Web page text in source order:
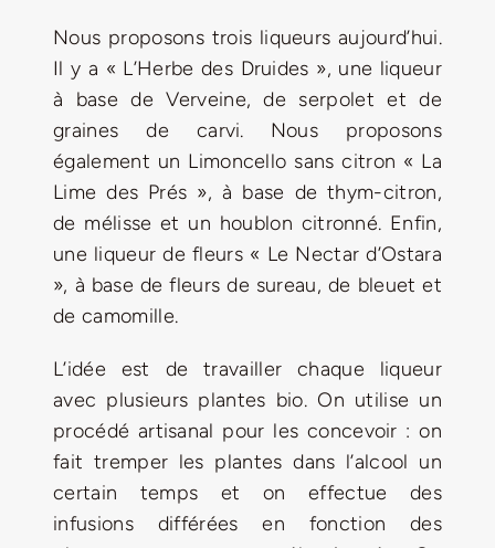
Nous proposons trois liqueurs aujourd’hui.
Il y a « L’Herbe des Druides », une liqueur
à base de Verveine, de serpolet et de
graines de carvi.
Nous proposons
également un Limoncello sans citron « La
Lime des Prés », à base de thym-citron,
de mélisse et un houblon citronné. Enfin,
une liqueur de fleurs « Le Nectar d’Ostara
», à base de fleurs de sureau, de bleuet et
de camomille.
L’idée est de travailler chaque liqueur
avec plusieurs plantes bio. On utilise un
procédé artisanal pour les concevoir : on
fait tremper les plantes dans l’alcool un
certain temps et on effectue des
infusions différées en fonction des